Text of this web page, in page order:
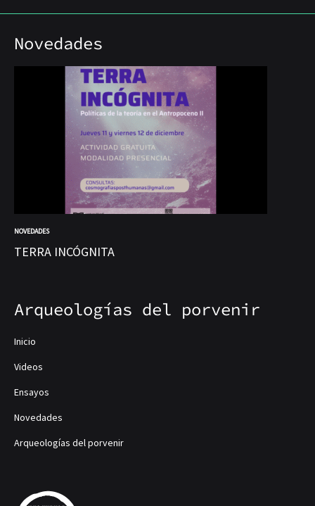
Novedades
NOVEDADES
TERRA INCÓGNITA
Arqueologías del porvenir
Inicio
Videos
Ensayos
Novedades
Arqueologías del porvenir